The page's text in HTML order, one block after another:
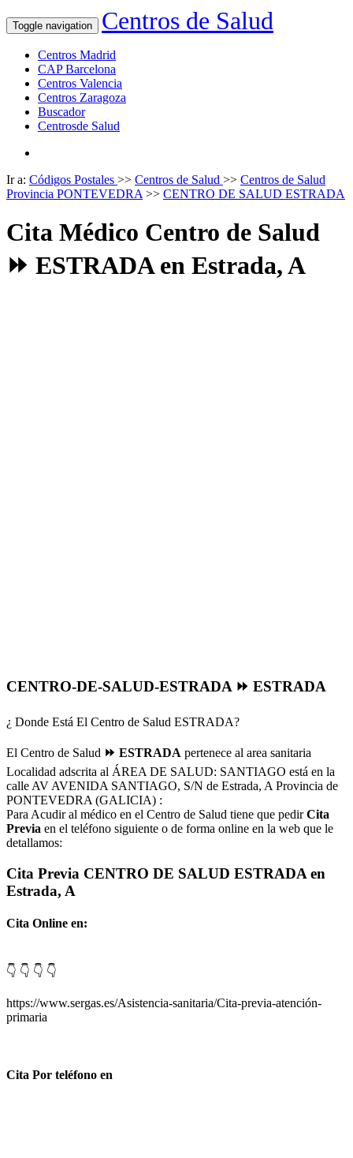
Toggle navigation Centros de Salud
Centros Madrid
CAP Barcelona
Centros Valencia
Centros Zaragoza
Buscador
Centrosde Salud
Ir a: Códigos Postales >> Centros de Salud >> Centros de Salud
Provincia PONTEVEDRA >> CENTRO DE SALUD ESTRADA
Cita Médico Centro de Salud
⏩ ESTRADA en Estrada, A
CENTRO-DE-SALUD-ESTRADA ⏩ ESTRADA
¿ Donde Está El Centro de Salud ESTRADA?
El Centro de Salud ⏩ ESTRADA pertenece al area sanitaria
Localidad adscrita al ÁREA DE SALUD: SANTIAGO está en la
calle AV AVENIDA SANTIAGO, S/N de Estrada, A Provincia de
PONTEVEDRA (GALICIA) :
Para Acudir al médico en el Centro de Salud tiene que pedirCita
Previa en el teléfono siguiente o de forma online en la web que le
detallamos:
Cita Previa CENTRO DE SALUD ESTRADA en
Estrada, A
Cita Online en:
👇 👇 👇 👇
https://www.sergas.es/Asistencia-sanitaria/Cita-previa-atención-
primaria
Cita Por teléfono en